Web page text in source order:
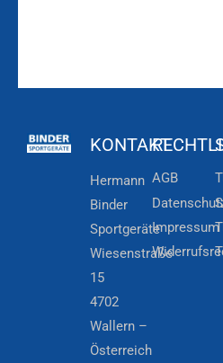
KONTAKT
Hermann
Binder
Sportgeräte
Wiesenstraße
15
4702
Wallern –
Österreich
AGB
Impressum